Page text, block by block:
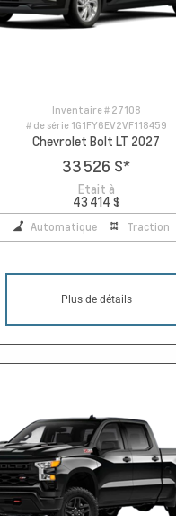
Inventaire # 27108
# de série 1G1FY6EV2VF118459
Chevrolet Bolt LT 2027
33 526 $*
Etait à
43 414 $
Automatique Traction
Plus de détails